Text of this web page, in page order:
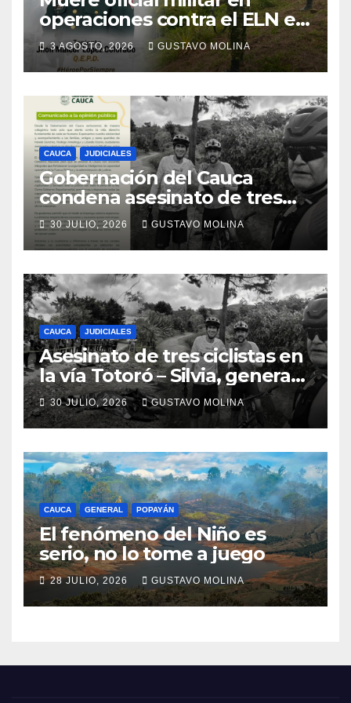
operaciones contra el ELN en
el sur del Cauca
3 AGOSTO, 2026 GUSTAVO MOLINA
CAUCA JUDICIALES
Gobernación del Cauca
condena asesinato de tres
ciudadanos y exige medidas
urgentes al Gobierno
Nacional
30 JULIO, 2026 GUSTAVO MOLINA
CAUCA JUDICIALES
Asesinato de tres ciclistas en
la vía Totoró – Silvia, genera
consternación en el Cauca
30 JULIO, 2026 GUSTAVO MOLINA
CAUCA GENERAL POPAYÁN
El fenómeno del Niño es
serio, no lo tome a juego
28 JULIO, 2026 GUSTAVO MOLINA